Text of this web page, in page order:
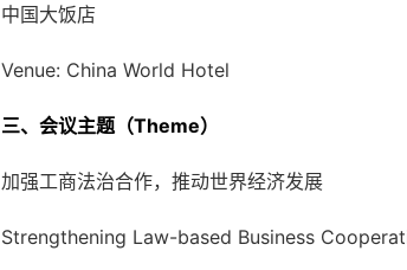
中国大饭店
Venue: China World Hotel
三、会议主题（Theme）
加强工商法治合作，推动世界经济发展
Strengthening Law-based Business